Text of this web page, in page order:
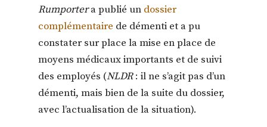
Rumportera publié un dossier
complémentaire de démenti et a pu
constater sur place la mise en place de
moyens médicaux importants et de suivi
des employés (NLDR: il ne s’agit pas d’un
démenti, mais bien de la suite du dossier,
avec l’actualisation de la situation).